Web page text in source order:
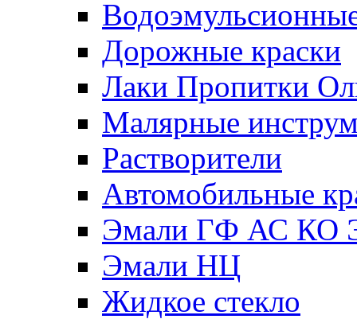
Дорожные краски
Лаки Пропитки
Малярные
Растворители
Автомобильные
Эмали ГФ АС КО
Эмали НЦ
Жидкое стекло